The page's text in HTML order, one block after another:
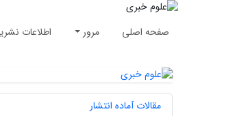
صفحه اصلی مرور اطلاعات
مقالات آماده انتشار